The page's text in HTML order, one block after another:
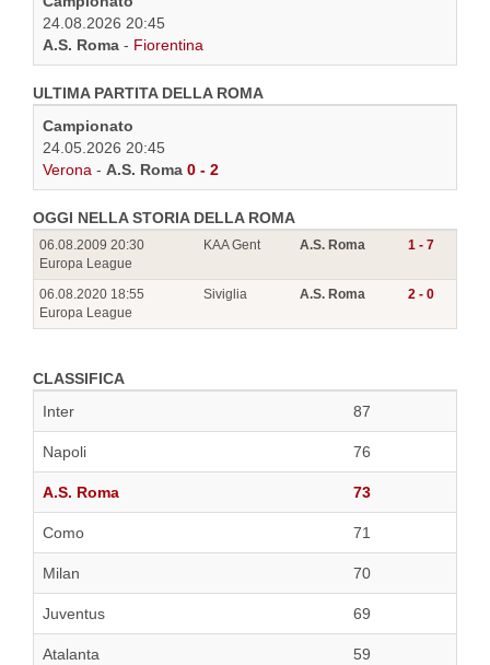
24.08.2026 20:45
A.S. Roma - Fiorentina
ULTIMA PARTITA DELLA ROMA
Campionato
24.05.2026 20:45
Verona - A.S. Roma 0 - 2
OGGI NELLA STORIA DELLA ROMA
06.08.2009 20:30
Europa League
KAA Gent A.S. Roma 1 - 7
06.08.2020 18:55
Europa League
Siviglia A.S. Roma 2 - 0
CLASSIFICA
Inter
87
Napoli 76
A.S. Roma 73
Como 71
Milan 70
Juventus 69
Atalanta 59